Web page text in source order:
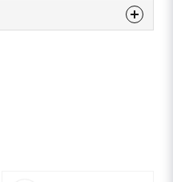
product...